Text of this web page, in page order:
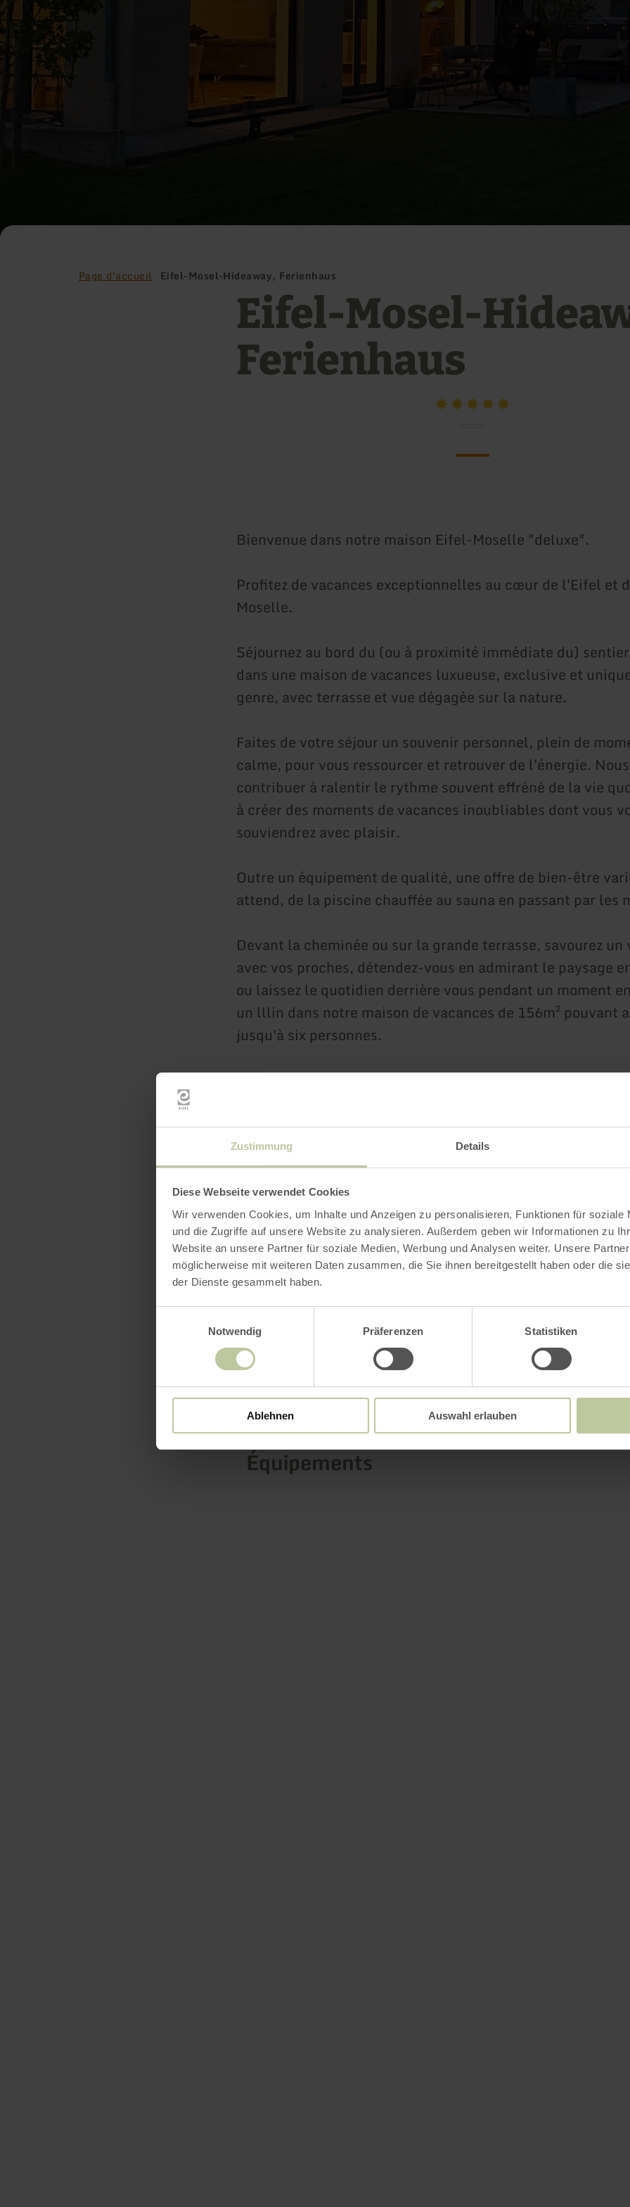
Zustimmung Details
Diese Webseite verwendet Cookies
Wir verwenden Cookies, um Inhalte und Anzeigen zu personalisieren, Funktionen für soziale
und die Zugriffe auf unsere Website zu analysieren. Außerdem geben wir Informationen zu
Website an unsere Partner für soziale Medien, Werbung und Analysen weiter. Unsere
möglicherweise mit weiteren Daten zusammen, die Sie ihnen bereitgestellt haben oder die
der Dienste gesammelt haben.
Notwendig
Präferenzen Statistiken
Ablehnen Auswahl erlauben
Page d'accueil Eifel-Mosel-Hideaway, Ferienhaus
Eifel-Mosel-
Ferienhaus
Bienvenue dans notre maison Eifel-Moselle "deluxe".
Profitez de vacances exceptionnelles au cœur de l'Eifel et
Moselle.
Séjournez au bord du (ou à proximité immédiate du)
dans une maison de vacances luxueuse, exclusive et
genre, avec terrasse et vue dégagée sur la nature.
Faites de votre séjour un souvenir personnel, plein de
calme, pour vous ressourcer et retrouver de l'énergie.
contribuer à ralentir le rythme souvent effréné de la vie
à créer des moments de vacances inoubliables dont vous
souviendrez avec plaisir.
Outre un équipement de qualité, une offre de bien-être
attend, de la piscine chauffée au sauna en passant par les
Devant la cheminée ou sur la grande terrasse, savourez un
avec vos proches, détendez-vous en admirant le paysage
ou laissez le quotidien derrière vous pendant un moment
un lllin dans notre maison de vacances de 156m² pouvant
jusqu'à six personnes.
Notre maison accueille chaleureusement tous ceux qui
calme complet.
Laissez-vous inspirer par notre maison de vacances Eifel-
"deluxe" !
en savoir plus
Plus
Équipements